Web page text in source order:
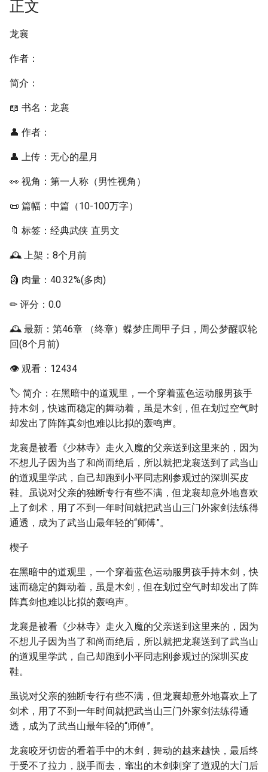
正文
龙襄
作者：
简介：
📖 书名：龙襄
👤 作者：
👤 上传：无心的星月
👀 视角：第一人称（男性视角）
📜 篇幅：中篇（10-100万字）
🔖 标签：经典武侠 直男文
🕰 上架：8个月前
🗿 肉量：40.32%(多肉)
✏ 评分：0.0
🕰 最新：第46章 （终章）蝶梦庄周甲子归，周公梦醒叹轮
回(8个月前)
👁 观看：12434
🏷 简介：在黑暗中的道观里，一个穿着蓝色运动服男孩手
持木剑，快速而稳定的舞动着，虽是木剑，但在划过空气时
却发出了阵阵真剑也难以比拟的轰鸣声。
龙襄是被看《少林寺》走火入魔的父亲送到这里来的，因为
不想儿子因为当了和尚而绝后，所以就把龙襄送到了武当山
的道观里学武，自己却跑到小平同志刚参观过的深圳买皮
鞋。虽说对父亲的独断专行有些不满，但龙襄却意外地喜欢
上了剑术，用了不到一年时间就把武当山三门外家剑法练得
通透，成为了武当山最年轻的“师傅”。
楔子
在黑暗中的道观里，一个穿着蓝色运动服男孩手持木剑，快
速而稳定的舞动着，虽是木剑，但在划过空气时却发出了阵
阵真剑也难以比拟的轰鸣声。
龙襄是被看《少林寺》走火入魔的父亲送到这里来的，因为
不想儿子因为当了和尚而绝后，所以就把龙襄送到了武当山
的道观里学武，自己却跑到小平同志刚参观过的深圳买皮
鞋。
虽说对父亲的独断专行有些不满，但龙襄却意外地喜欢上了
剑术，用了不到一年时间就把武当山三门外家剑法练得通
透，成为了武当山最年轻的“师傅”。
龙襄咬牙切齿的看着手中的木剑，舞动的越来越快，最后终
于受不了拉力，脱手而去，窜出的木剑刺穿了道观的大门后